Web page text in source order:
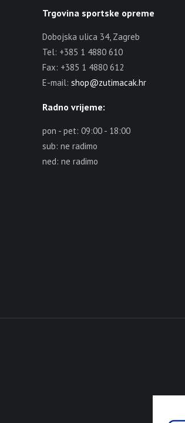
Trgovina sportske opreme
Dobojska ulica 34, Zagreb
Tel: +385 1 4880 610
Fax: +385 1 4880 612
E-mail: shop@zutimacak.hr
Radno vrijeme:
pon - pet: 09:00 - 18:00
sub: ne radimo
ned: ne radimo